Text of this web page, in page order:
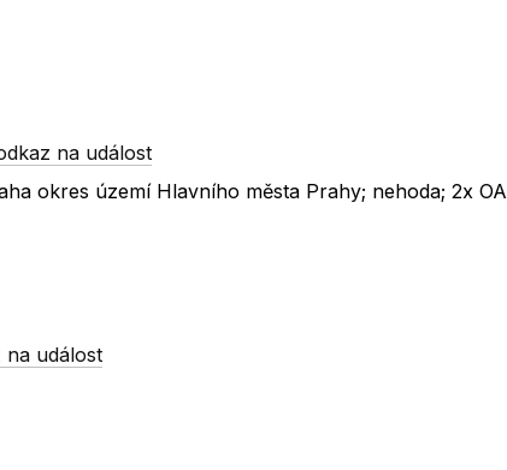
na událost
okres území Hlavního města Prahy; nehoda; 2x OA
na událost